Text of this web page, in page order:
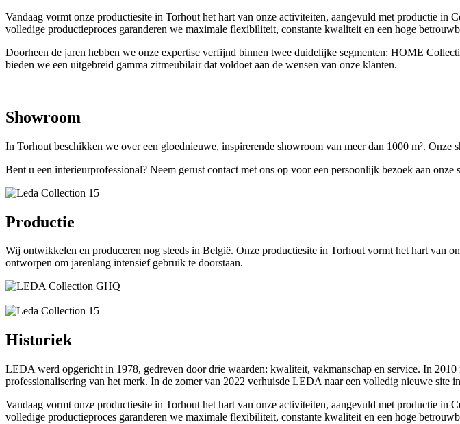
Vandaag vormt onze productiesite in Torhout het hart van onze activiteiten, aangevuld met productie
volledige productieproces garanderen we maximale flexibiliteit, constante kwaliteit en een hoge
Doorheen de jaren hebben we onze expertise verfijnd binnen twee duidelijke segmenten: HOME
bieden we een uitgebreid gamma zitmeubilair dat voldoet aan de wensen van onze klanten.
Showroom
In Torhout beschikken we over een gloednieuwe, inspirerende showroom van meer dan 1000 m².
Bent u een interieurprofessional? Neem gerust contact met ons op voor een persoonlijk bezoek aan onze
Productie
Wij ontwikkelen en produceren nog steeds in België. Onze productiesite in Torhout vormt het hart van
ontworpen om jarenlang intensief gebruik te doorstaan.
Historiek
LEDA werd opgericht in 1978, gedreven door drie waarden: kwaliteit, vakmanschap en service. In
professionalisering van het merk. In de zomer van 2022 verhuisde LEDA naar een volledig nieuwe site
Vandaag vormt onze productiesite in Torhout het hart van onze activiteiten, aangevuld met productie
volledige productieproces garanderen we maximale flexibiliteit, constante kwaliteit en een hoge